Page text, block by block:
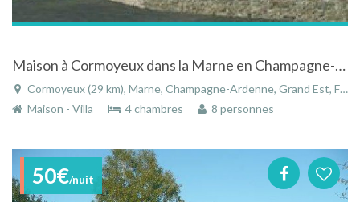
Maison à Cormoyeux dans la Marne en Champagne-Ardenne au coeur de la montagne de Reims
Cormoyeux (29 km), Marne, Champagne-Ardenne, Grand Est, France
Maison - Villa
4 chambres 8 personnes
50€/nuit